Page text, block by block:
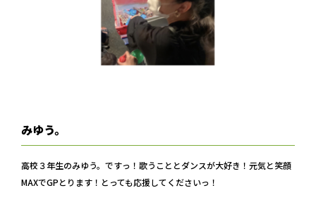
みゆう。
高校３年生のみゆう。ですっ！歌うこととダンスが大好き！元気と笑顔
MAXでGPとります！とっても応援してくださいっ！